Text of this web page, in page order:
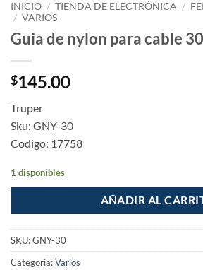
INICIO / TIENDA DE ELECTRÓNICA /
/ VARIOS
Guia de nylon para cable
$145.00
Truper
Sku: GNY-30
Codigo: 17758
1 disponibles
AÑADIR AL
SKU:GNY-30
Categoría:Varios